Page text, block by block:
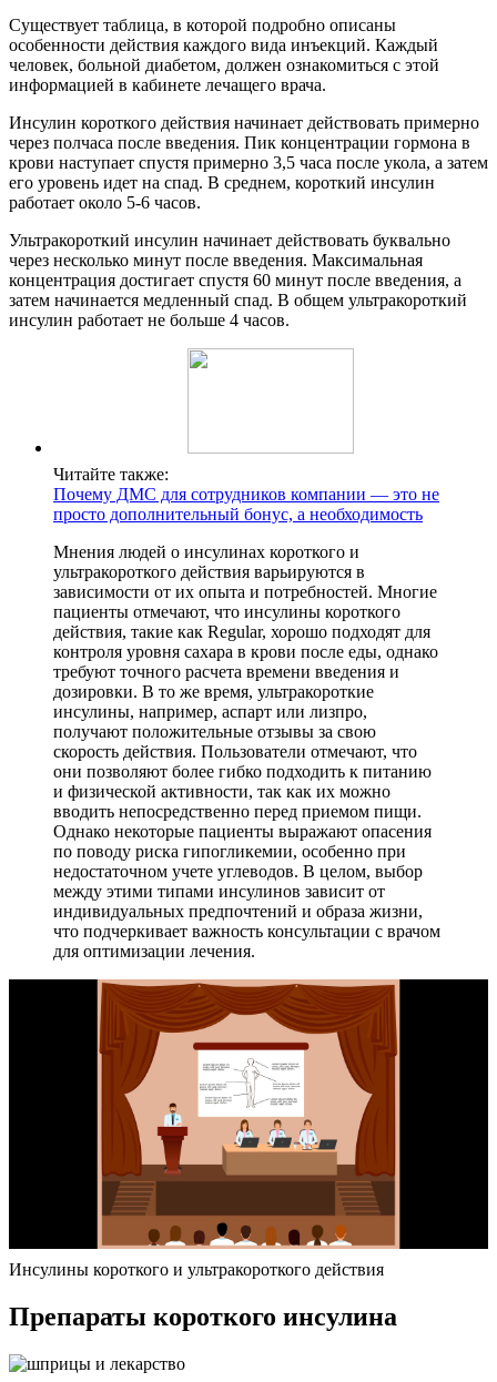
Существует таблица, в которой подробно описаны
особенности действия каждого вида инъекций. Каждый
человек, больной диабетом, должен ознакомиться с этой
информацией в кабинете лечащего врача.
Инсулин короткого действия начинает действовать примерно
через полчаса после введения. Пик концентрации гормона в
крови наступает спустя примерно 3,5 часа после укола, а затем
его уровень идет на спад. В среднем, короткий инсулин
работает около 5-6 часов.
Ультракороткий инсулин начинает действовать буквально
через несколько минут после введения. Максимальная
концентрация достигает спустя 60 минут после введения, а
затем начинается медленный спад. В общем ультракороткий
инсулин работает не больше 4 часов.
Читайте также:
Почему ДМС для сотрудников компании — это не
просто дополнительный бонус, а необходимость
Мнения людей о инсулинах короткого и
ультракороткого действия варьируются в
зависимости от их опыта и потребностей. Многие
пациенты отмечают, что инсулины короткого
действия, такие как Regular, хорошо подходят для
контроля уровня сахара в крови после еды, однако
требуют точного расчета времени введения и
дозировки. В то же время, ультракороткие
инсулины, например, аспарт или лизпро,
получают положительные отзывы за свою
скорость действия. Пользователи отмечают, что
они позволяют более гибко подходить к питанию
и физической активности, так как их можно
вводить непосредственно перед приемом пищи.
Однако некоторые пациенты выражают опасения
по поводу риска гипогликемии, особенно при
недостаточном учете углеводов. В целом, выбор
между этими типами инсулинов зависит от
индивидуальных предпочтений и образа жизни,
что подчеркивает важность консультации с врачом
для оптимизации лечения.
Инсулины короткого и ультракороткого действия
Препараты короткого инсулина